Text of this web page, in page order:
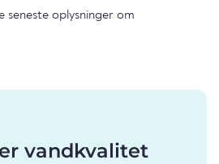
seneste oplysninger om
vandkvalitet